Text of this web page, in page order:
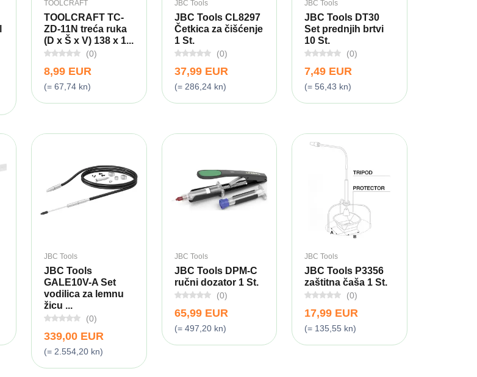
TOOLCRAFT
TOOLCRAFT TC-
ZD-11N treća ruka
(D x Š x V) 138 x 1...
(0)
8,99 EUR
(= 67,74 kn)
JBC Tools
JBC Tools CL8297
Četkica za čišćenje
1 St.
(0)
37,99 EUR
(= 286,24 kn)
JBC Tools
JBC Tools DT30
Set prednjih brtvi
10 St.
(0)
7,49 EUR
(= 56,43 kn)
JBC Tools
JBC Tools
GALE10V-A Set
vodilica za lemnu
žicu ...
(0)
339,00 EUR
(= 2.554,20 kn)
JBC Tools
JBC Tools DPM-C
ručni dozator 1 St.
(0)
65,99 EUR
(= 497,20 kn)
JBC Tools
JBC Tools P3356
zaštitna čaša 1 St.
(0)
17,99 EUR
(= 135,55 kn)